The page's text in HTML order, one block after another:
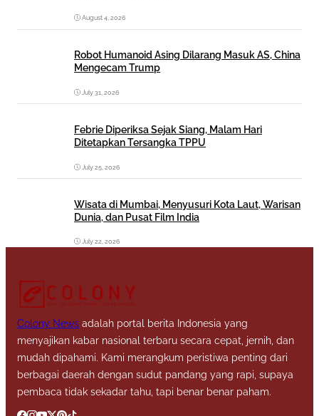
August 4, 2026
Robot Humanoid Asing Dilarang Masuk AS, China
Mengecam Trump
July 31, 2026
Febrie Diperiksa Sejak Siang, Malam Hari
Ditetapkan Tersangka TPPU
July 25, 2026
Wisata di Mumbai, Menyusuri Kota Laut, Warisan
Dunia, dan Pusat Film India
July 22, 2026
Colony News adalah portal berita Indonesia yang
menyajikan kabar nasional terbaru secara cepat, jernih, dan
mudah dipahami. Kami merangkum peristiwa penting dari
berbagai daerah dengan sudut pandang yang rapi, supaya
pembaca tidak sekadar tahu, tapi benar benar paham.